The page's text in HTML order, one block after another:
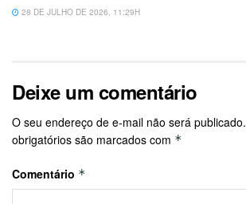
28 DE JULHO DE 2026, 11:29H
Deixe um comentário
O seu endereço de e-mail não será publicado.
obrigatórios são marcados com *
Comentário *